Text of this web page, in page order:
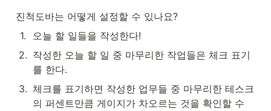
진척도바는 어떻게 설정할 수 있나요?
1.
오늘 할 일들을 작성한다!
2. 작성한 오늘 할 일 중 마무리한 작업들은 체크 표기
를 한다.
3. 체크를 표기하면 작성한 업무들 중 마무리한 테스크
의 퍼센트만큼 게이지가 차오르는 것을 확인할 수